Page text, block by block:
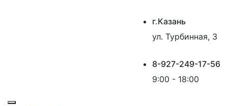
г.Казань
ул. Турбинная, 3
8-927-249-17-56
9:00 - 18:00